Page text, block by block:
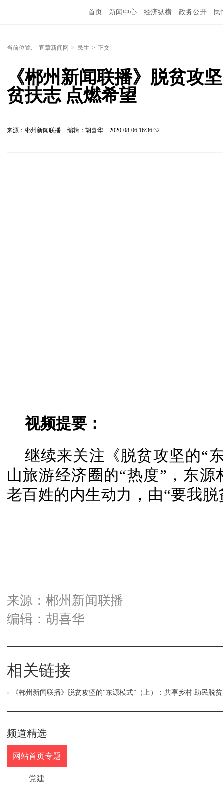
首页 新闻中心 经济纵横 政务公开 民
当前位置: 宜章新闻网 > 民生 > 正文
《郴州新闻联播》脱贫攻
贫扶志 点燃希望
来源：郴州新闻联播 编辑：胡喜华 2020-08-06 16:36:32
视频提要：
继续来关注《脱贫攻坚的“
山旅游经济圈的“热度”，东
老百姓的内生动力，由“要我
来源：郴州新闻联播
编辑：胡喜华
相关链接
《郴州新闻联播》脱贫攻坚的“东源模式”（上）：共享乡村 助民脱贫
频道精选
网站首页专题
党建